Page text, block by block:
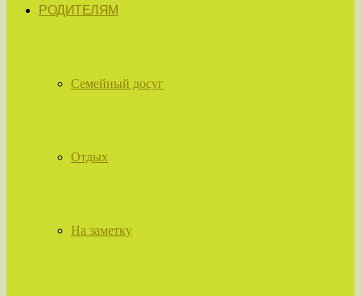
РОДИТЕЛЯМ
Семейный досуг
Отдых
На заметку